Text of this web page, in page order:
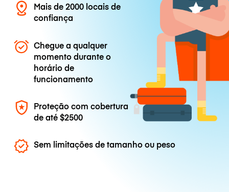
Mais de 2000 locais de
confiança
Chegue a qualquer
momento durante o
horário de
funcionamento
Proteção com cobertura
de até$2500
Sem limitações de tamanho ou peso